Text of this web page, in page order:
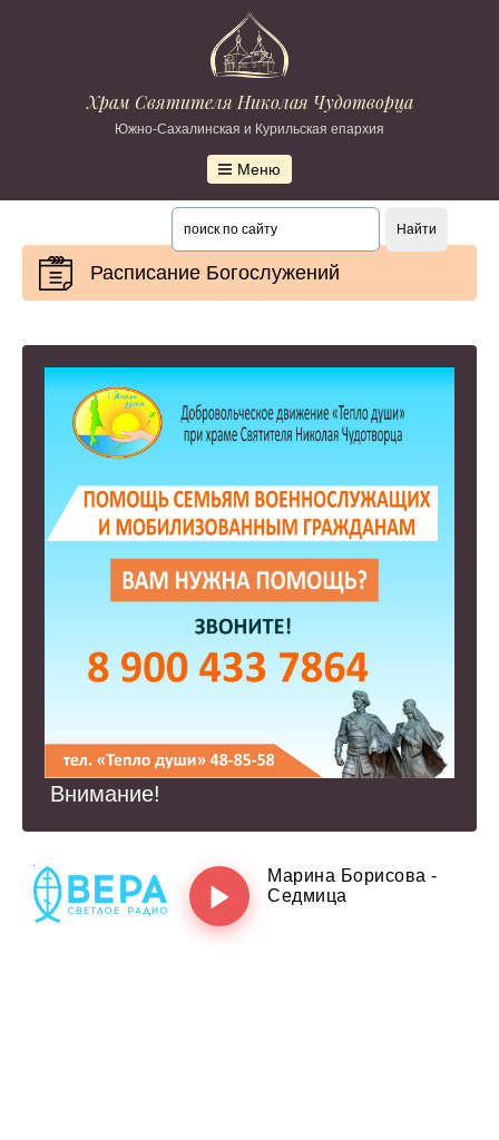
Храм Святителя Николая Чудотворца
Южно-Сахалинская и Курильская епархия
Меню
Расписание Богослужений
Внимание!